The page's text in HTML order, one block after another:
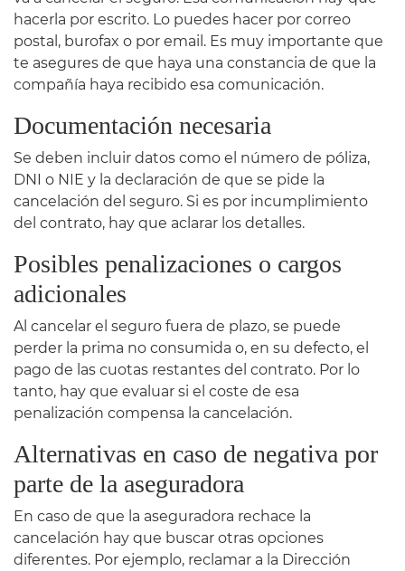
hacerla por escrito. Lo puedes hacer por correo
postal, burofax o por email. Es muy importante que
te asegures de que haya una constancia de que la
compañía haya recibido esa comunicación.
Documentación necesaria
Se deben incluir datos como el número de póliza,
DNI o NIE y la declaración de que se pide la
cancelación del seguro. Si es por incumplimiento
del contrato, hay que aclarar los detalles.
Posibles penalizaciones o cargos
adicionales
Al cancelar el seguro fuera de plazo, se puede
perder la prima no consumida o, en su defecto, el
pago de las cuotas restantes del contrato. Por lo
tanto, hay que evaluar si el coste de esa
penalización compensa la cancelación.
Alternativas en caso de negativa por
parte de la aseguradora
En caso de que la aseguradora rechace la
cancelación hay que buscar otras opciones
diferentes. Por ejemplo, reclamar a la Dirección